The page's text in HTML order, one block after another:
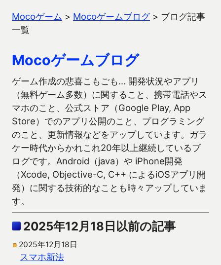
Mocoゲーム > Mocoゲームブログ> ブログ記事
一覧
Mocoゲームブログ
ゲーム作成の悲喜こもごも… 開発状況やアプリ
（無料ゲーム多数）に関すること、携帯電話やス
マホのこと、公式ストア（Google Play, App
Store）でのアプリ公開のこと、プログラミング
のこと、更新情報などをアップしています。ガラ
ケー時代からかれこれ20年以上継続しているブ
ログです。Android（java）や iPhone開発
（Xcode, Objective-C, C++ によるiOSアプリ開
発）に関する技術的なことも時々アップしていま
す。
2025年12月18日以前の記事
2025年12月18日
スマホ新法